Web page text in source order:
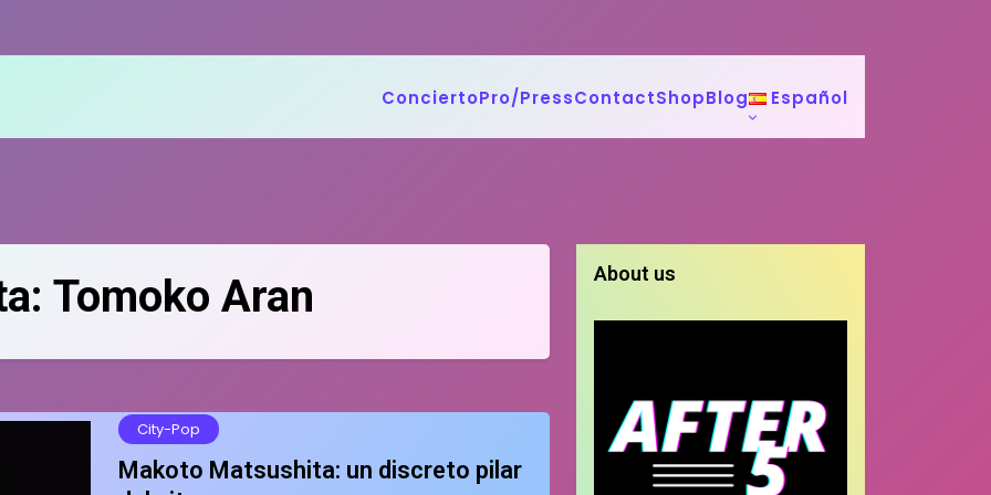
ConciertoPro/PressContactShopBlog Español
Tomoko Aran
City-Pop
Makoto Matsushita: un discreto pilar
About us